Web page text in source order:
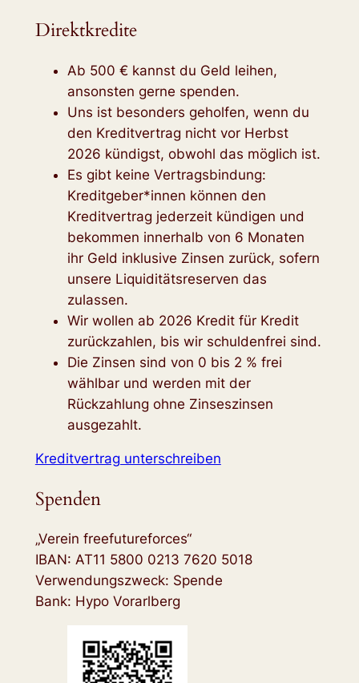
Direktkredite
Ab 500 € kannst du Geld leihen,
ansonsten gerne spenden.
Uns ist besonders geholfen, wenn du
den Kreditvertrag nicht vor Herbst
2026 kündigst, obwohl das möglich ist.
Es gibt keine Vertragsbindung:
Kreditgeber*innen können den
Kreditvertrag jederzeit kündigen und
bekommen innerhalb von 6 Monaten
ihr Geld inklusive Zinsen zurück, sofern
unsere Liquiditätsreserven das
zulassen.
Wir wollen ab 2026 Kredit für Kredit
zurückzahlen, bis wir schuldenfrei sind.
Die Zinsen sind von 0 bis 2 % frei
wählbar und werden mit der
Rückzahlung ohne Zinseszinsen
ausgezahlt.
Kreditvertrag unterschreiben
Spenden
„Verein freefutureforces“
IBAN: AT11 5800 0213 7620 5018
Verwendungszweck: Spende
Bank: Hypo Vorarlberg